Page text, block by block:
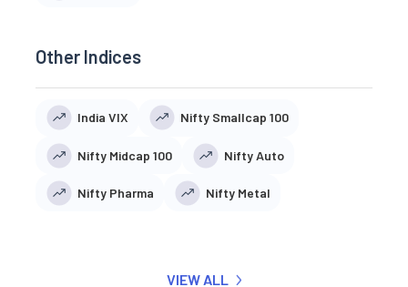
Other Indices
India VIX Nifty Smallcap 100
Nifty Midcap 100 Nifty Auto
Nifty Pharma Nifty Metal
VIEW ALL